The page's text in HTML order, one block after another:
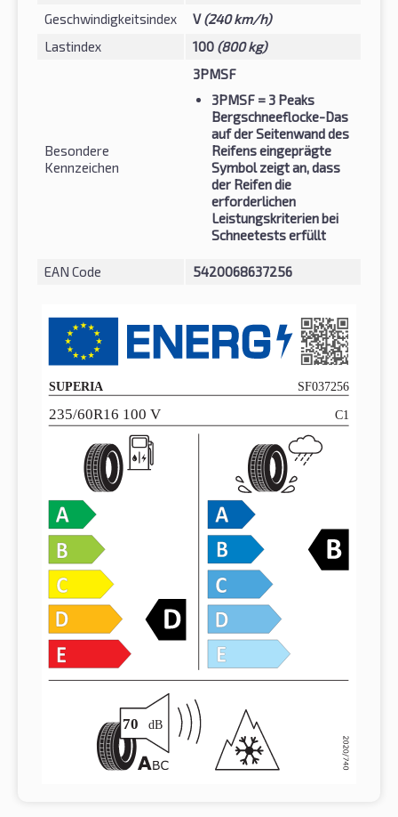
Geschwindigkeitsindex
V(240 km/h)
Lastindex
100 (800 kg)
Besondere
Kennzeichen
3PMSF
3PMSF = 3 Peaks
Bergschneeflocke-Das
auf der Seitenwand des
Reifens eingeprägte
Symbol zeigt an, dass
der Reifen die
erforderlichen
Leistungskriterien bei
Schneetests erfüllt
EAN Code 5420068637256